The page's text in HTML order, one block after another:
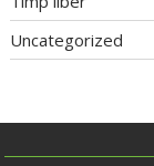
Uncategorized